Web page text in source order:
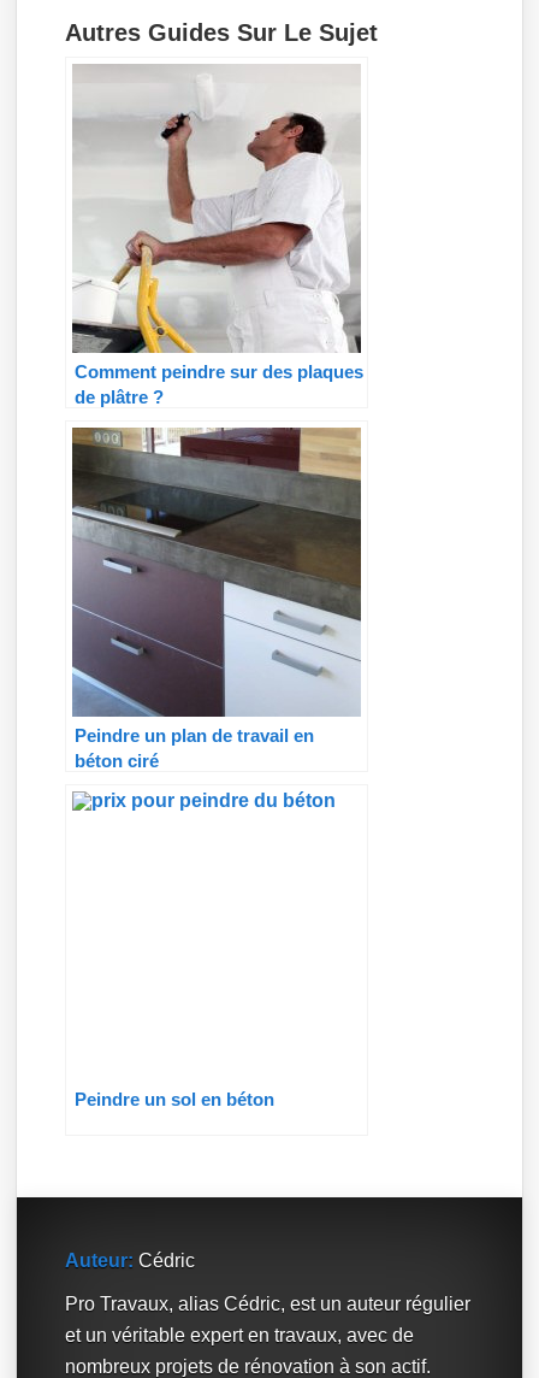
Autres Guides Sur Le Sujet
Comment peindre sur des plaques
de plâtre ?
Peindre un plan de travail en
béton ciré
Peindre un sol en béton
Auteur: Cédric
Pro Travaux, alias Cédric, est un auteur régulier
et un véritable expert en travaux, avec de
nombreux projets de rénovation à son actif.